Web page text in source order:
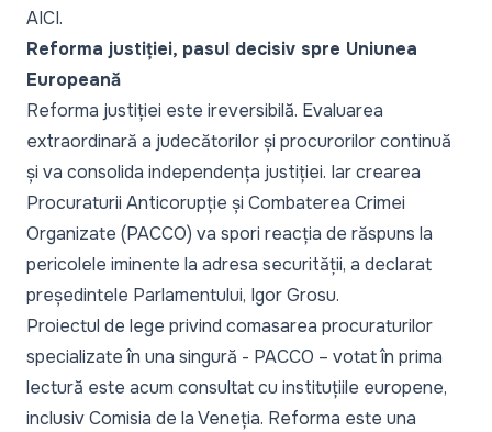
AICI.
Reforma justiției, pasul decisiv spre Uniunea
Europeană
Reforma justiției este ireversibilă. Evaluarea
extraordinară a judecătorilor și procurorilor continuă
și va consolida independența justiției. Iar crearea
Procuraturii Anticorupție și Combaterea Crimei
Organizate (PACCO) va spori reacția de răspuns la
pericolele iminente la adresa securității, a declarat
președintele Parlamentului, Igor Grosu.
Proiectul de lege privind comasarea procuraturilor
specializate în una singură - PACCO – votat în prima
lectură este acum consultat cu instituțiile europene,
inclusiv Comisia de la Veneția. Reforma este una